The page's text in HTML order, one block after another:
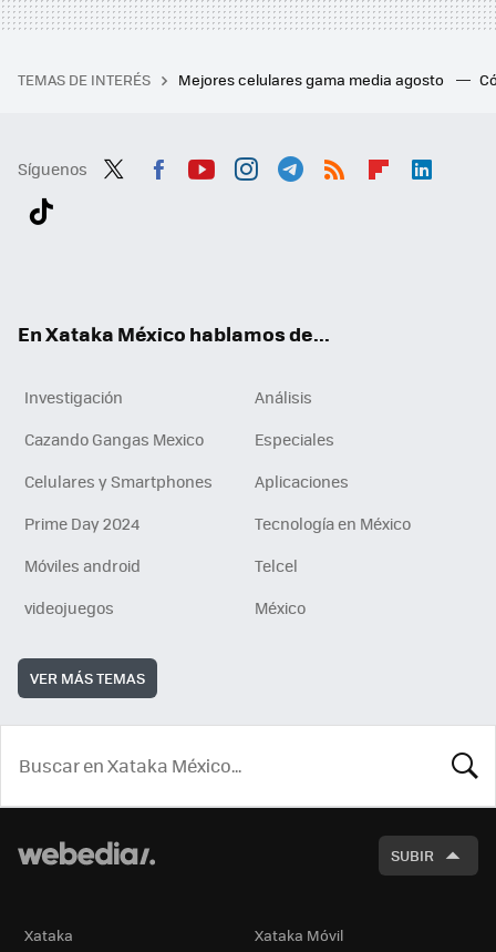
TEMAS DE INTERÉS Mejores celulares gama media agosto
Síguenos
En Xataka México hablamos de...
Investigación
Análisis
Cazando Gangas Mexico
Especiales
Celulares y Smartphones
Aplicaciones
Prime Day 2024
Tecnología en México
Móviles android
Telcel
videojuegos
México
VER MÁS TEMAS
SUBIR
Xataka Xataka Móvil